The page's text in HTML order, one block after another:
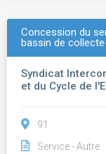
Concession du
bassin de
Syndicat
et du Cycle de
91
Service - Autre